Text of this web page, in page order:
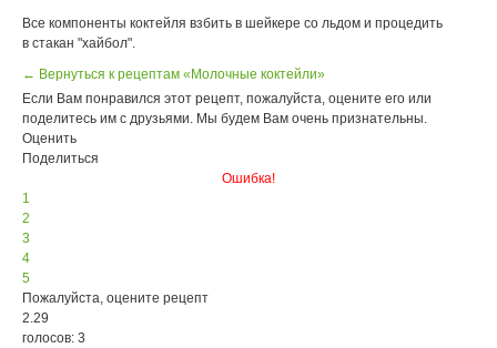
Все компоненты коктейля взбить в шейкере со льдом и процедить
в стакан "хайбол".
← Вернуться к рецептам «Молочные коктейли»
Если Вам понравился этот рецепт, пожалуйста, оцените его или
поделитесь им с друзьями. Мы будем Вам очень признательны.
Оценить
Поделиться
Ошибка!
1
2
3
4
5
Пожалуйста, оцените рецепт
2.29
голосов: 3